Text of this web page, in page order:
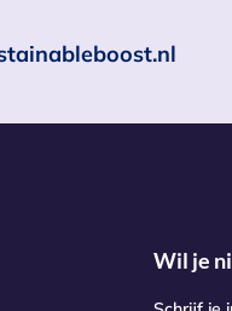
Wil je